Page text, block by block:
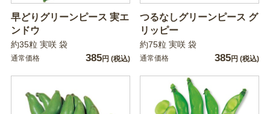
早どりグリーンピース 実エ
ンドウ
約35粒 実咲 袋
通常価格 385円 (税込)
つるなしグリーンピース グ
リッピー
約75粒 実咲 袋
通常価格 385円 (税込)